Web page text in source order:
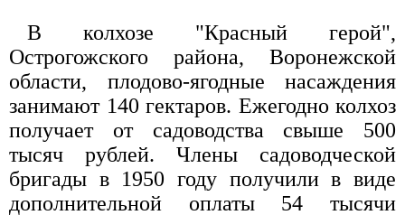
В колхозе "Красный герой",
Острогожского района, Воронежской
области, плодово-ягодные насаждения
занимают 140 гектаров. Ежегодно колхоз
получает от садоводства свыше 500
тысяч рублей. Члены садоводческой
бригады в 1950 году получили в виде
дополнительной оплаты 54 тысячи